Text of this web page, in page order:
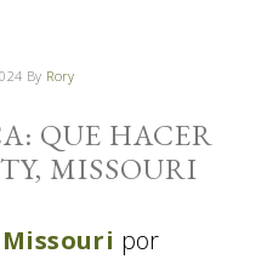
By Rory
QUE HACER
MISSOURI
por